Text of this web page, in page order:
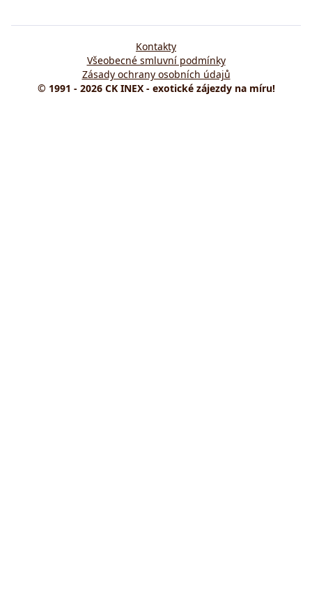
© 1991 - 2026 CK INEX - exotické zájezdy na míru!
Kontakty
Všeobecné smluvní podmínky
Zásady ochrany osobních údajů